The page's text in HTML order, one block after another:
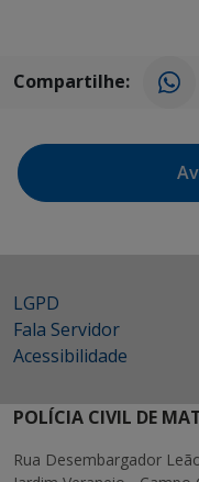
Compartilhe:
LGPD
Fala Servidor
Acessibilidade
POLÍCIA CIVIL DE
Rua Desembargador